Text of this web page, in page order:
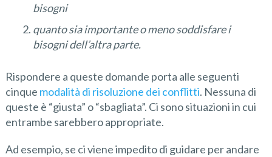
bisogni
quanto sia importante o meno soddisfare i
bisogni dell’altra parte.
Rispondere a queste domande porta alle seguenti
cinque modalità di risoluzione dei conflitti. Nessuna di
queste è “giusta” o “sbagliata”. Ci sono situazioni in cui
entrambe sarebbero appropriate.
Ad esempio, se ci viene impedito di guidare per andare